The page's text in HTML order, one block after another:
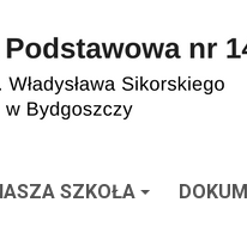
SZKOŁA